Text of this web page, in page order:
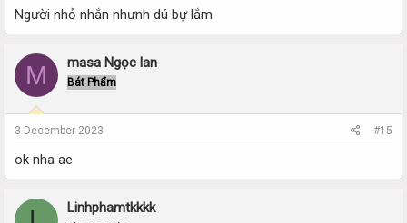
Người nhỏ nhắn nhưnh dú bự lắm
M masa Ngọc lan
Bát Phẩm
3 December 2023 #15
ok nha ae
Linhphamtkkkk